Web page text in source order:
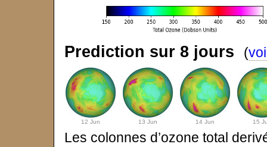
Prediction sur 8 jours (
12 Jun 13 Jun 14 Jun 15
Les colonnes d’ozone total